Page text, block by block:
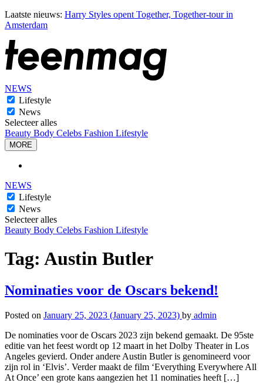
Laatste nieuws: Harry Styles opent Together, Together-tour in
Amsterdam
NEWS
Lifestyle
News
Selecteer alles
Beauty Body Celebs Fashion Lifestyle
MORE
NEWS
Lifestyle
News
Selecteer alles
Beauty Body Celebs Fashion Lifestyle
Tag: Austin Butler
Nominaties voor de Oscars bekend!
Posted on January 25, 2023 (January 25, 2023) by admin
De nominaties voor de Oscars 2023 zijn bekend gemaakt. De 95ste
editie van het feest wordt op 12 maart in het Dolby Theater in Los
Angeles gevierd. Onder andere Austin Butler is genomineerd voor
zijn rol in ‘Elvis’. Verder maakt de film ‘Everything Everywhere All
At Once’ een grote kans aangezien het 11 nominaties heeft […]